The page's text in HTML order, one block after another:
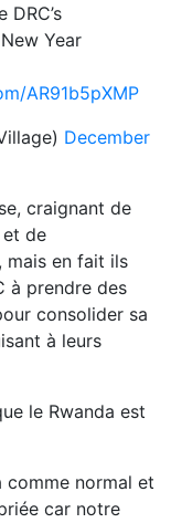
Year
AR91b5pXMP
December
craignant de
de
mais en fait ils
à prendre des
consolider sa
à leurs
le Rwanda est
comme normal et
car notre